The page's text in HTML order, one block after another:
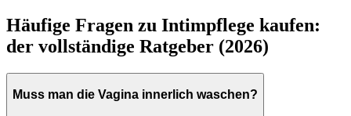
Häufige Fragen zu Intimpflege kaufen:
der vollständige Ratgeber (2026)
Muss man die Vagina innerlich waschen?